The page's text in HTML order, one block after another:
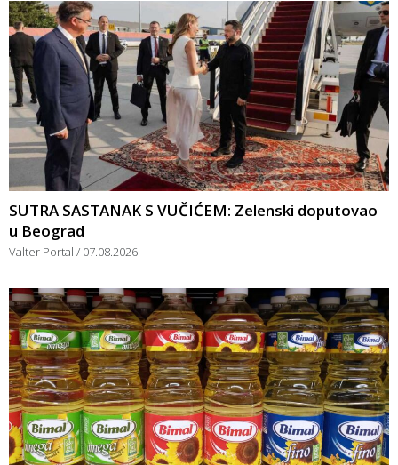
SUTRA SASTANAK S VUČIĆEM: Zelenski doputovao
u Beograd
Valter Portal 07.08.2026